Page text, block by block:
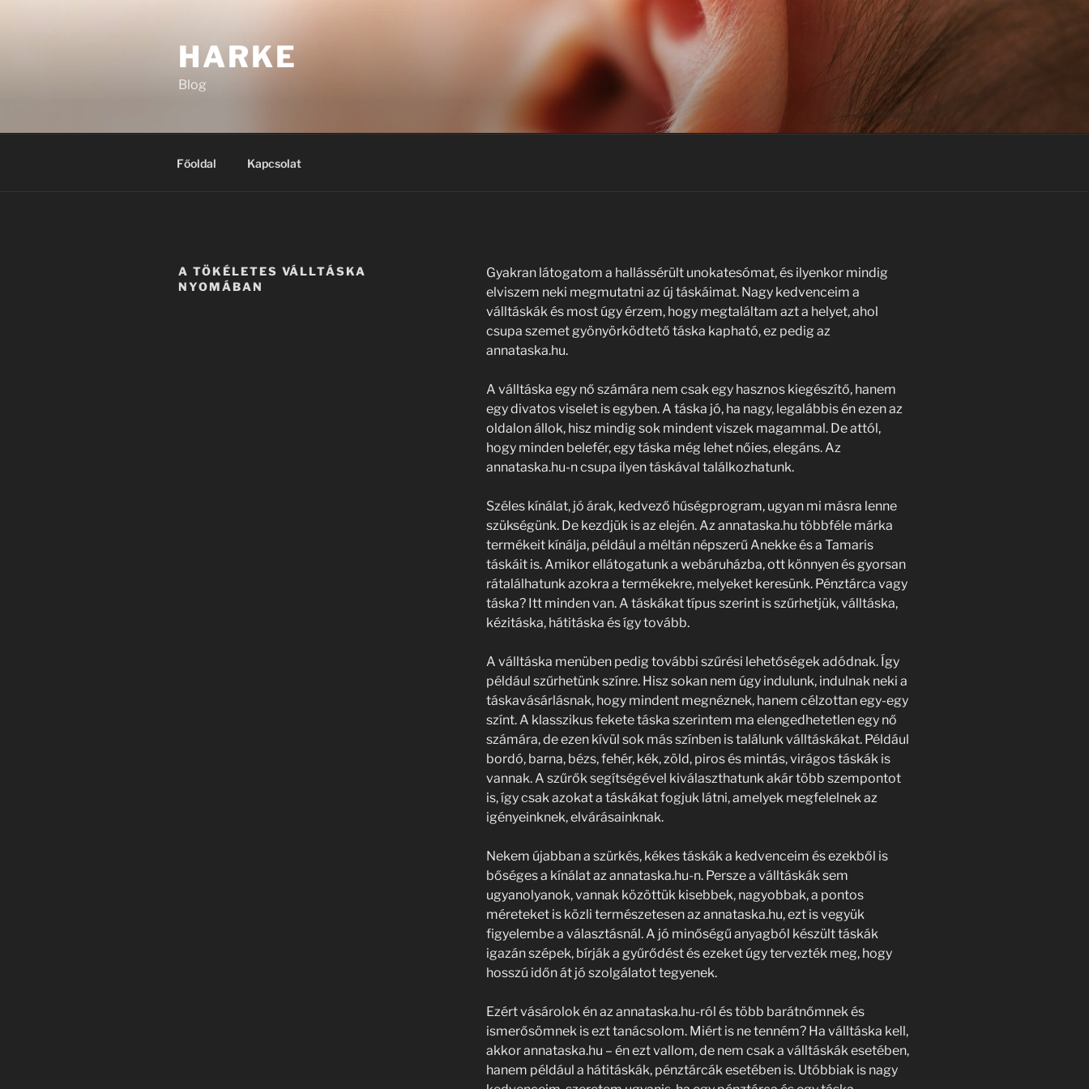
HARKE
Blog
Főoldal Kapcsolat
A TÖKÉLETES VÁLLTÁSKA
NYOMÁBAN
Gyakran látogatom a hallássérült unokatesómat, és ilyenkor mindig
elviszem neki megmutatni az új táskáimat. Nagy kedvenceim a
válltáskák és most úgy érzem, hogy megtaláltam azt a helyet, ahol
csupa szemet gyönyörködtető táska kapható, ez pedig az
annataska.hu.
A válltáska egy nő számára nem csak egy hasznos kiegészítő, hanem
egy divatos viselet is egyben. A táska jó, ha nagy, legalábbis én ezen az
oldalon állok, hisz mindig sok mindent viszek magammal. De attól,
hogy minden belefér, egy táska még lehet nőies, elegáns. Az
annataska.hu-n csupa ilyen táskával találkozhatunk.
Széles kínálat, jó árak, kedvező hűségprogram, ugyan mi másra lenne
szükségünk. De kezdjük is az elején. Az annataska.hu többféle márka
termékeit kínálja, például a méltán népszerű Anekke és a Tamaris
táskáit is. Amikor ellátogatunk a webáruházba, ott könnyen és gyorsan
rátalálhatunk azokra a termékekre, melyeket keresünk. Pénztárca vagy
táska? Itt minden van. A táskákat típus szerint is szűrhetjük, válltáska,
kézitáska, hátitáska és így tovább.
A válltáska menüben pedig további szűrési lehetőségek adódnak. Így
például szűrhetünk színre. Hisz sokan nem úgy indulunk, indulnak neki a
táskavásárlásnak, hogy mindent megnéznek, hanem célzottan egy-egy
színt. A klasszikus fekete táska szerintem ma elengedhetetlen egy nő
számára, de ezen kívül sok más színben is találunk válltáskákat. Például
bordó, barna, bézs, fehér, kék, zöld, piros és mintás, virágos táskák is
vannak. A szűrők segítségével kiválaszthatunk akár több szempontot
is, így csak azokat a táskákat fogjuk látni, amelyek megfelelnek az
igényeinknek, elvárásainknak.
Nekem újabban a szürkés, kékes táskák a kedvenceim és ezekből is
bőséges a kínálat az annataska.hu-n. Persze a válltáskák sem
ugyanolyanok, vannak közöttük kisebbek, nagyobbak, a pontos
méreteket is közli természetesen az annataska.hu, ezt is vegyük
figyelembe a választásnál. A jó minőségű anyagból készült táskák
igazán szépek, bírják a gyűrődést és ezeket úgy tervezték meg, hogy
hosszú időn át jó szolgálatot tegyenek.
Ezért vásárolok én az annataska.hu-ról és több barátnőmnek és
ismerősömnek is ezt tanácsolom. Miért is ne tenném? Ha válltáska kell,
akkor annataska.hu – én ezt vallom, de nem csak a válltáskák esetében,
hanem például a hátitáskák, pénztárcák esetében is. Utóbbiak is nagy